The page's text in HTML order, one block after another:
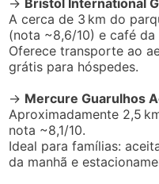
opção completa de
qualquer período do
OCentro Culturale o
dentro do parque,
oferecendo aos
enriquecedora, com
história local. A entrada
gratuita, garantindo
ambiental e cultural.